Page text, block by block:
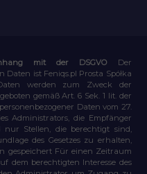
mit der DSGVO
Der
ist Feniqs.pl Prosta Spółka
werden zum Zweck der
gemäß Art. 6 Sek. 1 lit. der
Daten vom 27.
Administrators, die Empfänger
nur Stellen, die berechtigt sind,
des Gesetzes zu erhalten,
gespeichert Für einen Zeitraum
dem berechtigten Interesse des